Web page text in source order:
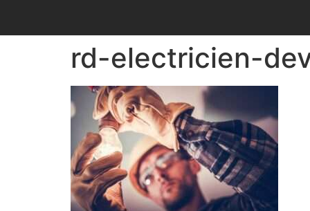
rd-electricien-